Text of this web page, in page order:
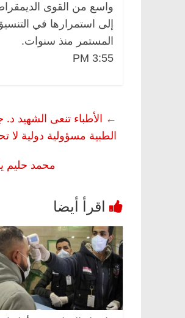
واسع من القوى
إلى استمرارها في
المستمر منذ سنوات.
3:55 PM
← الأطباء تنعى الشهيد
الطبية مسؤولية دولية لا
محمد حليم
في
قانوني
للحرية (بروفايل)
26 يناير، 2026
فاروق.. خبير اقتصادي
ميلاده وحيداً على أبواب